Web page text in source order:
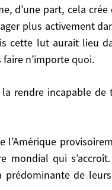
part, cela
plus activement
cette lut aurait lieu
n’importe quoi.
mondial qui
prédominante de
incapable de toute
normes